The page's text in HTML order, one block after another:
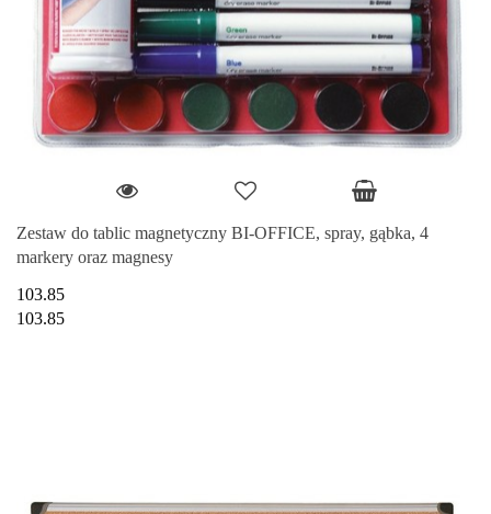
Zestaw do tablic magnetyczny BI-OFFICE, spray, gąbka, 4
markery oraz magnesy
103.85
103.85